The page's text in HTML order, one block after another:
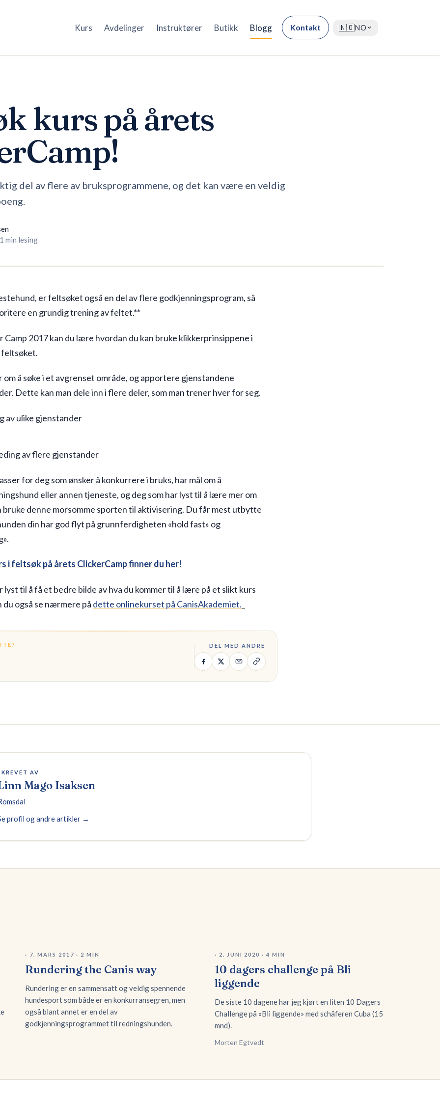
Kurs Avdelinger Instruktører Butikk Blogg Kontakt 🇳🇴NO
kurs på årets
del av flere av bruksprogrammene, og det kan være en veldig
1 min lesing
er feltsøket også en del av flere godkjenningsprogram, så
en grundig trening av feltet.**
Camp 2017 kan du lære hvordan du kan bruke klikkerprinsippene i
om å søke i et avgrenset område, og apportere gjenstandene
Dette kan man dele inn i flere deler, som man trener hver for seg.
av ulike gjenstander
av flere gjenstander
for deg som ønsker å konkurrere i bruks, har mål om å
eller annen tjeneste, og deg som har lyst til å lære mer om
bruke denne morsomme sporten til aktivisering. Du får mest utbytte
din har god flyt på grunnferdigheten «hold fast» og
i feltsøk på årets ClickerCamp finner du her!
lyst til å få et bedre bilde av hva du kommer til å lære på et slikt kurs
du også se nærmere på dette onlinekurset på CanisAkademiet.
DEL MED ANDRE
AV
Mago Isaksen
profil og andre artikler →
· 7. MARS 2017 · 2 MIN
Rundering the Canis way
Rundering er en sammensatt og veldig spennende
hundesport som både er en konkurransegren, men
også blant annet er en del av
godkjenningsprogrammet til redningshunden.
· 2. JUNI 2020 ·4 MIN
10 dagers challenge på Bli
liggende
De siste 10 dagene har jeg kjørt en liten 10 Dagers
Challenge på «Bli liggende» med schäferen Cuba (15
mnd).
Morten Egtvedt